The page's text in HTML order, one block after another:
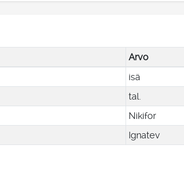
Arvo
isä
tal.
Nikifor
Ignatev